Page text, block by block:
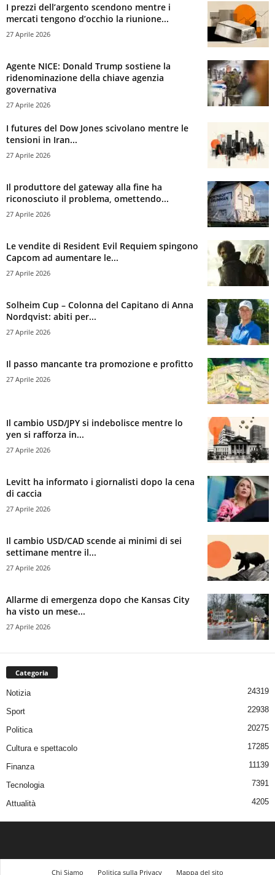
I prezzi dell’argento scendono mentre i
mercati tengono d’occhio la riunione...
27 Aprile 2026
Agente NICE: Donald Trump sostiene la
ridenominazione della chiave agenzia
governativa
27 Aprile 2026
I futures del Dow Jones scivolano mentre le
tensioni in Iran...
27 Aprile 2026
Il produttore del gateway alla fine ha
riconosciuto il problema, omettendo...
27 Aprile 2026
Le vendite di Resident Evil Requiem spingono
Capcom ad aumentare le...
27 Aprile 2026
Solheim Cup – Colonna del Capitano di Anna
Nordqvist: abiti per...
27 Aprile 2026
Il passo mancante tra promozione e profitto
27 Aprile 2026
Il cambio USD/JPY si indebolisce mentre lo
yen si rafforza in...
27 Aprile 2026
Levitt ha informato i giornalisti dopo la cena
di caccia
27 Aprile 2026
Il cambio USD/CAD scende ai minimi di sei
settimane mentre il...
27 Aprile 2026
Allarme di emergenza dopo che Kansas City
ha visto un mese...
27 Aprile 2026
Categoria
Notizia 24319
Sport 22938
Politica 20275
Cultura e spettacolo 17285
Finanza 11139
Tecnologia 7391
Attualità 4205
Chi Siamo Politica sulla Privacy Mappa del sito